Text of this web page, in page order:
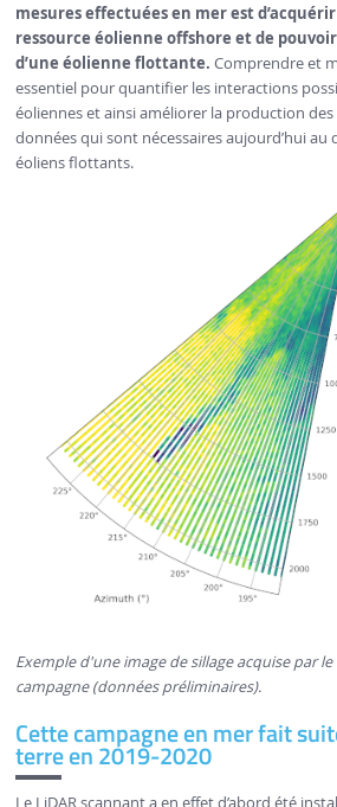
mesures effectuées en mer est
ressource éolienne offshore et de
d’une éolienne flottante. Comprendre et
essentiel pour quantifier les interactions
éoliennes et ainsi améliorer la production
données qui sont nécessaires aujourd’hui au
éoliens flottants.
Exemple d'une image de sillage acquise par le
campagne (données préliminaires).
Cette campagne en mer fait
terre en 2019-2020
Le LiDAR scannant a en effet d’abord été